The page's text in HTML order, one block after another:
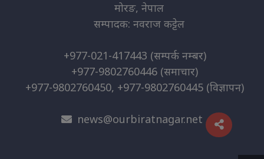
मोरङ, नेपाल
सम्पादक: नवराज कट्टेल
+977-021-417443 (सम्पर्क नम्बर)
+977-9802760446 (समाचार)
+977-9802760450, +977-9802760445 (विज्ञापन)
news@ourbiratnagar.net